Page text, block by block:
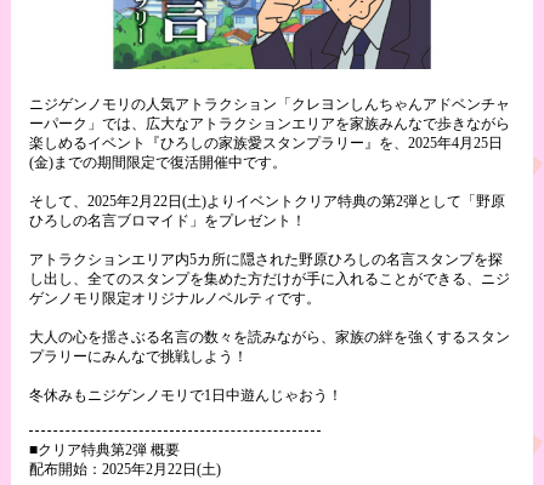
ニジゲンノモリの人気アトラクション「クレヨンしんちゃんアドベンチャ
ーパーク」では、広大なアトラクションエリアを家族みんなで歩きながら
楽しめるイベント『ひろしの家族愛スタンプラリー』を、2025年4月25日
(金)までの期間限定で復活開催中です。
そして、2025年2月22日(土)よりイベントクリア特典の第2弾として「野原
ひろしの名言ブロマイド」をプレゼント！
アトラクションエリア内5カ所に隠された野原ひろしの名言スタンプを探
し出し、全てのスタンプを集めた方だけが手に入れることができる、ニジ
ゲンノモリ限定オリジナルノベルティです。
大人の心を揺さぶる名言の数々を読みながら、家族の絆を強くするスタン
プラリーにみんなで挑戦しよう！
冬休みもニジゲンノモリで1日中遊んじゃおう！
■クリア特典第2弾 概要
配布開始：2025年2月22日(土)